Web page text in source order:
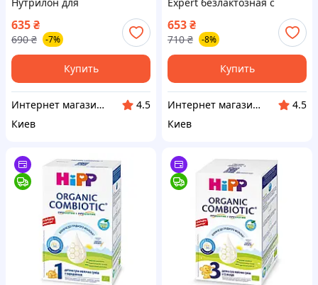
чувствительных детей 400 г
(8718117612802) —
Доступный
635₴
690 ₴ -7%
Купить
Интернет магазин "Домовичок"
4.5
Киев
(4031244720559) —
Доступный
653₴
710 ₴ -8%
Купить
Интернет магазин "Домовичок"
4.5
Киев